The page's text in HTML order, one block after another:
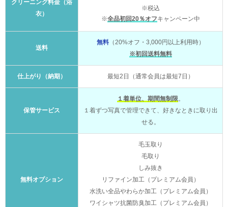
クリーニング料金（浴
衣）
※税込
※全品初回20％オフキャンペーン中
送料
無料（20%オフ・3,000円以上利用時）
※初回送料無料
仕上がり（納期） 最短2日（通常会員は最短7日）
保管サービス
１着単位、期間無制限。
１着ずつ写真で管理できて、好きなときに取り出
せる。
無料オプション
毛玉取り
毛取り
しみ抜き
リファイン加工（プレミアム会員）
水洗い全品やわらか加工（プレミアム会員）
ワイシャツ抗菌防臭加工（プレミアム会員）